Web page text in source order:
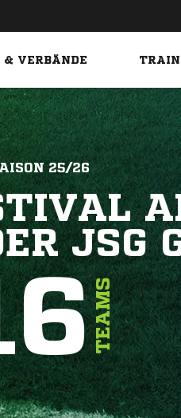
& VERBÄNDE
25/26
JSG
TEAMS